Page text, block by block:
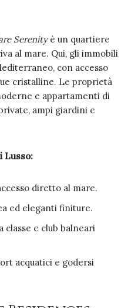
Serenityè un quartiere
al mare. Qui, gli immobili
con accesso
cristalline. Le proprietà
e appartamenti di
ampi giardini e
Lusso:
diretto al mare.
ed eleganti finiture.
e club balneari
acquatici e godersi